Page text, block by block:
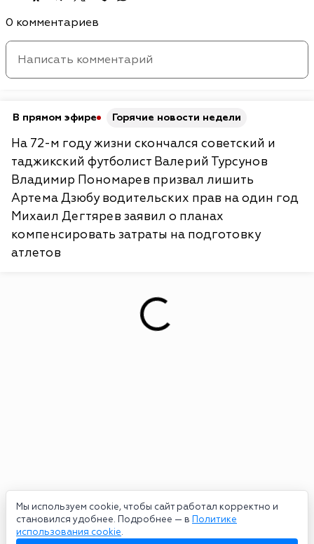
Мы используем cookie, чтобы сайт работал корректно и
становился удобнее. Подробнее — в Политике
использования cookie.
0 комментариев
В прямом эфире Горячие новости недели
На 72-м году жизни скончался советский и
таджикский футболист Валерий Турсунов
Владимир Пономарев призвал лишить
Артема Дзюбу водительских прав на один год
Михаил Дегтярев заявил о планах
компенсировать затраты на подготовку
атлетов